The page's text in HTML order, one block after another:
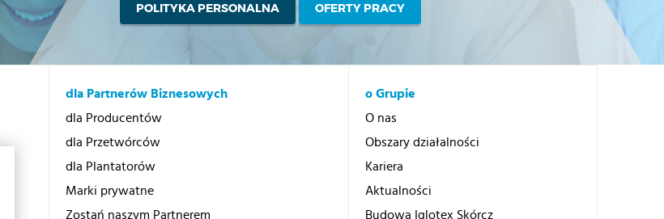
POLITYKA PERSONALNA OFERTY PRACY
dla Partnerów Biznesowych
dla Producentów
dla Przetwórców
dla Plantatorów
Marki prywatne
Zostań naszym Partnerem
o Grupie
O nas
Obszary działalności
Kariera
Aktualności
Budowa Iglotex Skórcz